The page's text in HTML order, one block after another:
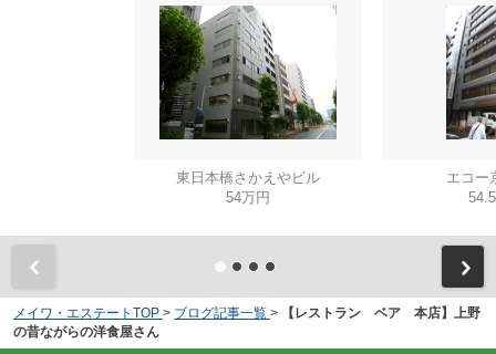
東日本橋さかえやビル
54万円
エコー
メイワ・エステートTOP > ブログ記事一覧 >
【レストラン ベア 本店】上野
の昔ながらの洋食屋さん